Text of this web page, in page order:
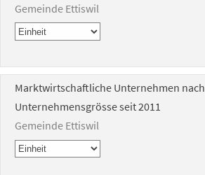
Gemeinde Ettiswil
Marktwirtschaftliche Unternehmen nach
Unternehmensgrösse seit 2011
Gemeinde Ettiswil